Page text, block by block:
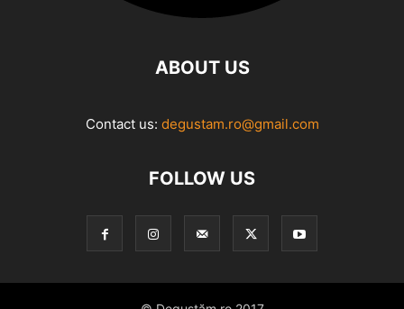
ABOUT US
Contact us: degustam.ro@gmail.com
FOLLOW US